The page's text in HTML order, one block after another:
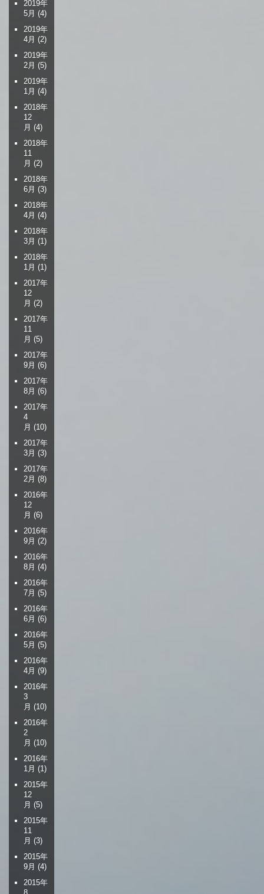
2019年
5月 (4)
2019年
4月 (2)
2019年
2月 (5)
2019年
1月 (4)
2018年
12
月 (4)
2018年
11
月 (2)
2018年
6月 (3)
2018年
4月 (4)
2018年
3月 (1)
2018年
1月 (1)
2017年
12
月 (2)
2017年
11
月 (5)
2017年
9月 (6)
2017年
8月 (6)
2017年
4
月 (10)
2017年
3月 (3)
2017年
2月 (8)
2016年
12
月 (6)
2016年
9月 (2)
2016年
8月 (4)
2016年
7月 (5)
2016年
6月 (6)
2016年
5月 (5)
2016年
4月 (9)
2016年
3
月 (10)
2016年
2
月 (10)
2016年
1月 (1)
2015年
12
月 (5)
2015年
11
月 (3)
2015年
9月 (4)
2015年